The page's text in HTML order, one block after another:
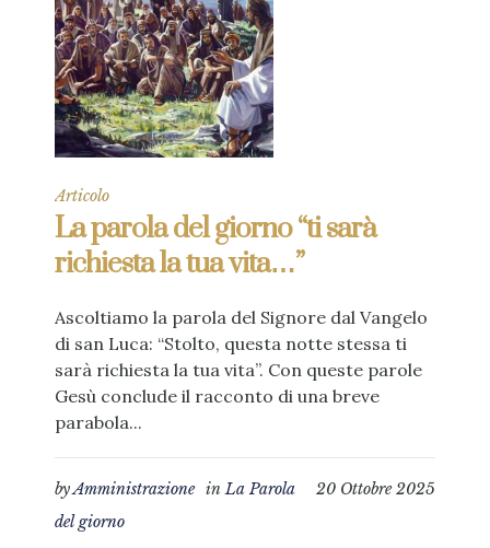
Articolo
La parola del giorno “ti sarà
richiesta la tua vita…”
Ascoltiamo la parola del Signore dal Vangelo
di san Luca: “Stolto, questa notte stessa ti
sarà richiesta la tua vita”. Con queste parole
Gesù conclude il racconto di una breve
parabola...
20 Ottobre 2025
byAmministrazione inLa Parola
del giorno